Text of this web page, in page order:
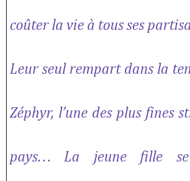
coûter la vie à tous ses
Leur seul rempart dans la
Zéphyr, l’une des plus fines
pays… La jeune fille se